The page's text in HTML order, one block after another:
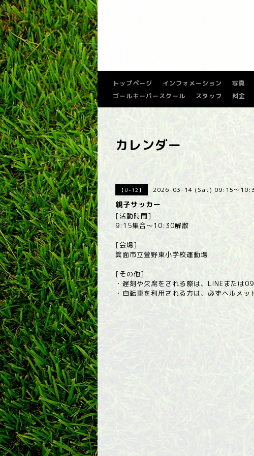
トップページ インフォメーション 写真
ゴールキーパースクール
スタッフ 料金
カレンダー
【U-12】 2026-03-14 (Sat) 09:15～
親子サッカー
[活動時間]
9:15集合～10:30解散
[会場]
箕面市立萱野東小学校運動場
[その他]
・遅刻や欠席をされる際は、LINEまたは
・自転車を利用される方は、必ずヘルメッ